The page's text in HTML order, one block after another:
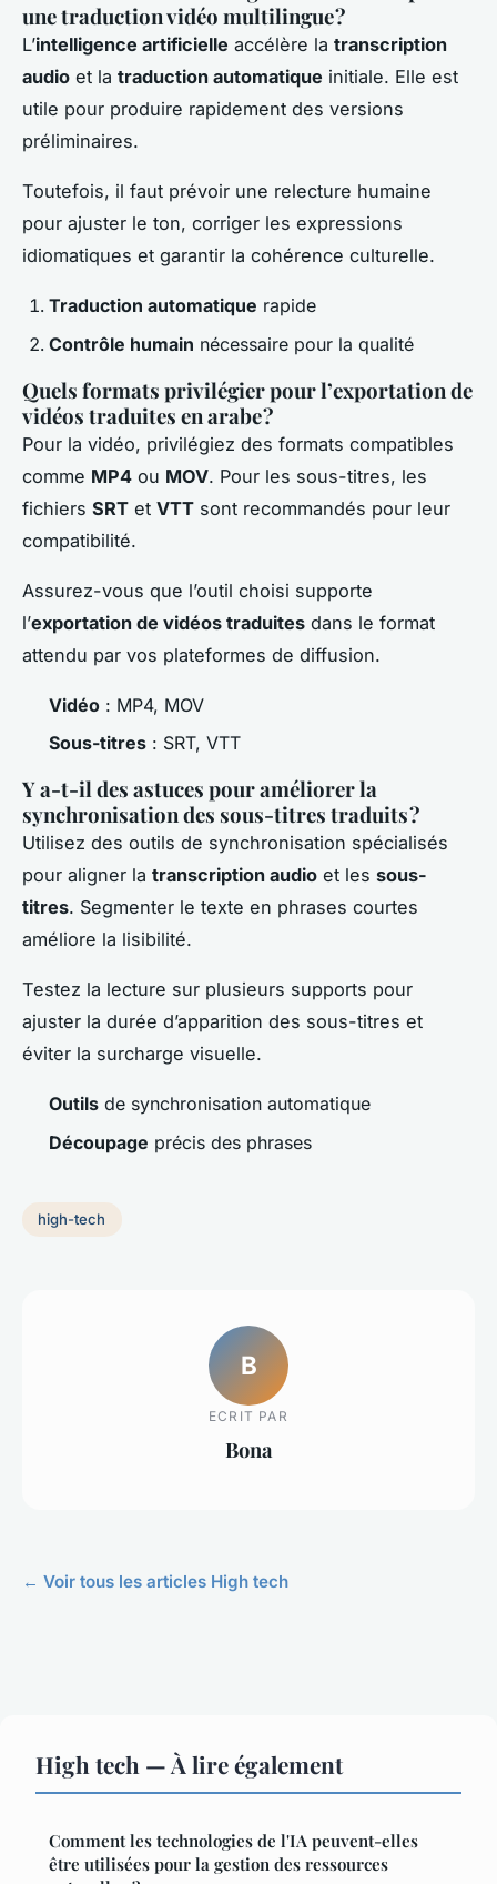
une traduction vidéo multilingue ?
L’intelligence artificielle accélère la transcription
audio et la traduction automatique initiale. Elle est
utile pour produire rapidement des versions
préliminaires.
Toutefois, il faut prévoir une relecture humaine
pour ajuster le ton, corriger les expressions
idiomatiques et garantir la cohérence culturelle.
Traduction automatique rapide
Contrôle humain nécessaire pour la qualité
Quels formats privilégier pour l’exportation de
vidéos traduites en arabe ?
Pour la vidéo, privilégiez des formats compatibles
comme MP4 ou MOV. Pour les sous-titres, les
fichiers SRT et VTT sont recommandés pour leur
compatibilité.
Assurez-vous que l’outil choisi supporte
l’exportation de vidéos traduites dans le format
attendu par vos plateformes de diffusion.
Vidéo : MP4, MOV
Sous-titres : SRT, VTT
Y a-t-il des astuces pour améliorer la
synchronisation des sous-titres traduits ?
Utilisez des outils de synchronisation spécialisés
pour aligner la transcription audio et les sous-
titres. Segmenter le texte en phrases courtes
améliore la lisibilité.
Testez la lecture sur plusieurs supports pour
ajuster la durée d’apparition des sous-titres et
éviter la surcharge visuelle.
Outils de synchronisation automatique
Découpage précis des phrases
high-tech
B
ECRIT PAR
Bona
← Voir tous les articles High tech
High tech — À lire également
Comment les technologies de l'IA peuvent-elles
être utilisées pour la gestion des ressources